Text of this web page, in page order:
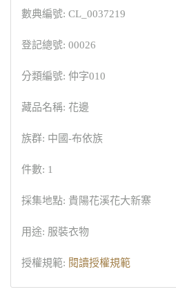
數典編號: CL_0037219
登記總號: 00026
分類編號: 仲字010
藏品名稱: 花邊
族群: 中國-布依族
件數: 1
採集地點: 貴陽花溪花大新寨
用途: 服裝衣物
授權規範: 閱讀授權規範